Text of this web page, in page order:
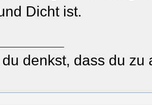
Dicht ist.
du denkst, dass du zu